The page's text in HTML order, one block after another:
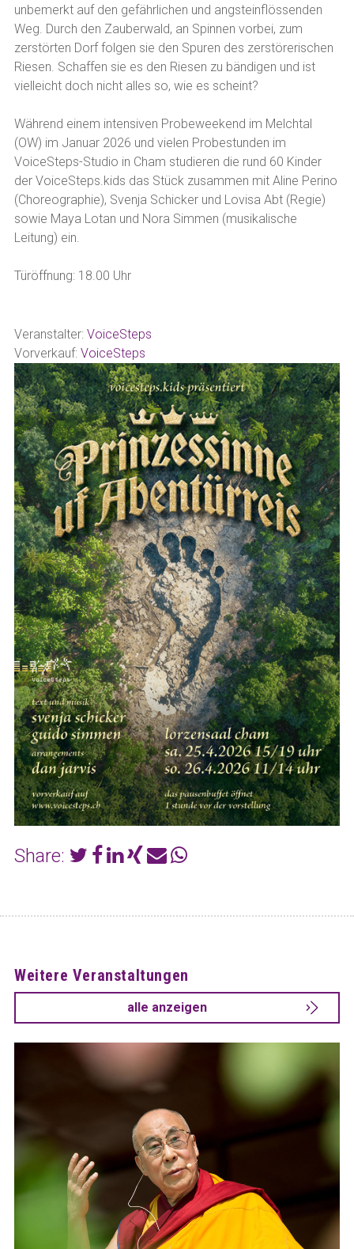
unbemerkt auf den gefährlichen und angsteinflössenden
Weg. Durch den Zauberwald, an Spinnen vorbei, zum
zerstörten Dorf folgen sie den Spuren des zerstörerischen
Riesen. Schaffen sie es den Riesen zu bändigen und ist
vielleicht doch nicht alles so, wie es scheint?
Während einem intensiven Probeweekend im Melchtal
(OW) im Januar 2026 und vielen Probestunden im
VoiceSteps-Studio in Cham studieren die rund 60 Kinder
der VoiceSteps.kids das Stück zusammen mit Aline Perino
(Choreographie), Svenja Schicker und Lovisa Abt (Regie)
sowie Maya Lotan und Nora Simmen (musikalische
Leitung) ein.
Türöffnung: 18.00 Uhr
Veranstalter: VoiceSteps
Vorverkauf: VoiceSteps
Share:
Weitere Veranstaltungen
alle anzeigen